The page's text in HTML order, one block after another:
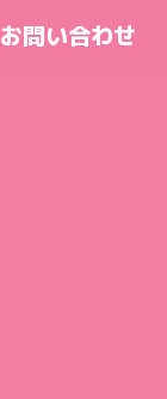
お問い合わせ